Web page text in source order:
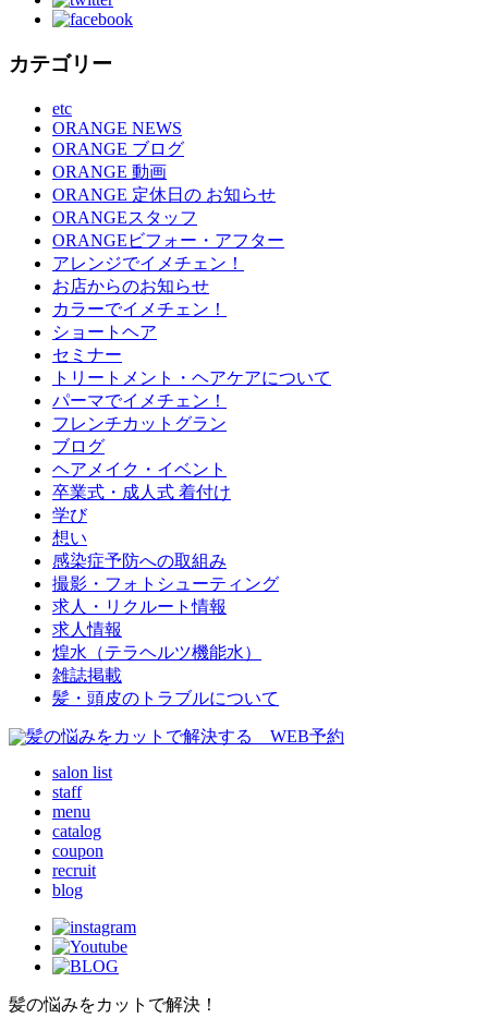
カテゴリー
etc
ORANGE NEWS
ORANGE ブログ
ORANGE 動画
ORANGE 定休日の お知らせ
ORANGEスタッフ
ORANGEビフォー・アフター
アレンジでイメチェン！
お店からのお知らせ
カラーでイメチェン！
ショートヘア
セミナー
トリートメント・ヘアケアについて
パーマでイメチェン！
フレンチカットグラン
ブログ
ヘアメイク・イベント
卒業式・成人式 着付け
学び
想い
感染症予防への取組み
撮影・フォトシューティング
求人・リクルート情報
求人情報
煌水（テラヘルツ機能水）
雑誌掲載
髪・頭皮のトラブルについて
salon list
staff
menu
catalog
coupon
recruit
blog
髪の悩みをカットで解決！